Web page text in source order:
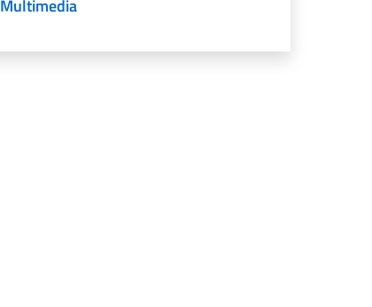
Multimedia